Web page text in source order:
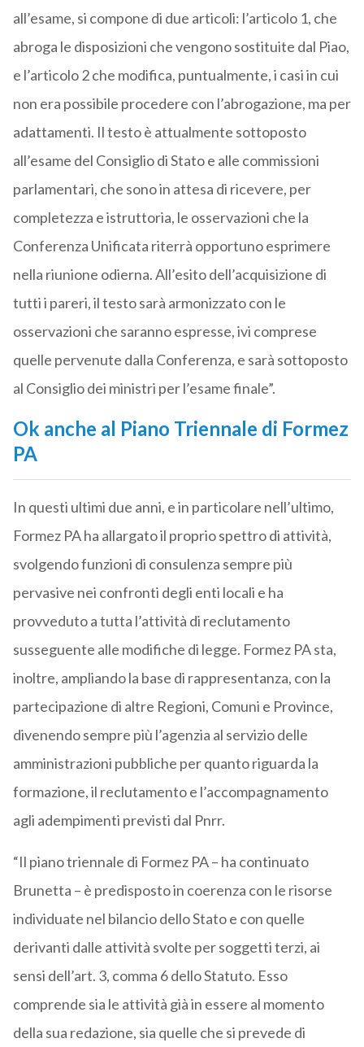
all’esame, si compone di due articoli: l’articolo 1, che
abroga le disposizioni che vengono sostituite dal Piao,
e l’articolo 2 che modifica, puntualmente, i casi in cui
non era possibile procedere con l’abrogazione, ma per
adattamenti. Il testo è attualmente sottoposto
all’esame del Consiglio di Stato e alle commissioni
parlamentari, che sono in attesa di ricevere, per
completezza e istruttoria, le osservazioni che la
Conferenza Unificata riterrà opportuno esprimere
nella riunione odierna. All’esito dell’acquisizione di
tutti i pareri, il testo sarà armonizzato con le
osservazioni che saranno espresse, ivi comprese
quelle pervenute dalla Conferenza, e sarà sottoposto
al Consiglio dei ministri per l’esame finale”.
Ok anche al Piano Triennale di Formez
PA
In questi ultimi due anni, e in particolare nell’ultimo,
Formez PA ha allargato il proprio spettro di attività,
svolgendo funzioni di consulenza sempre più
pervasive nei confronti degli enti locali e ha
provveduto a tutta l’attività di reclutamento
susseguente alle modifiche di legge. Formez PA sta,
inoltre, ampliando la base di rappresentanza, con la
partecipazione di altre Regioni, Comuni e Province,
divenendo sempre più l’agenzia al servizio delle
amministrazioni pubbliche per quanto riguarda la
formazione, il reclutamento e l’accompagnamento
agli adempimenti previsti dal Pnrr.
“Il piano triennale di Formez PA – ha continuato
Brunetta – è predisposto in coerenza con le risorse
individuate nel bilancio dello Stato e con quelle
derivanti dalle attività svolte per soggetti terzi, ai
sensi dell’art. 3, comma 6 dello Statuto. Esso
comprende sia le attività già in essere al momento
della sua redazione, sia quelle che si prevede di